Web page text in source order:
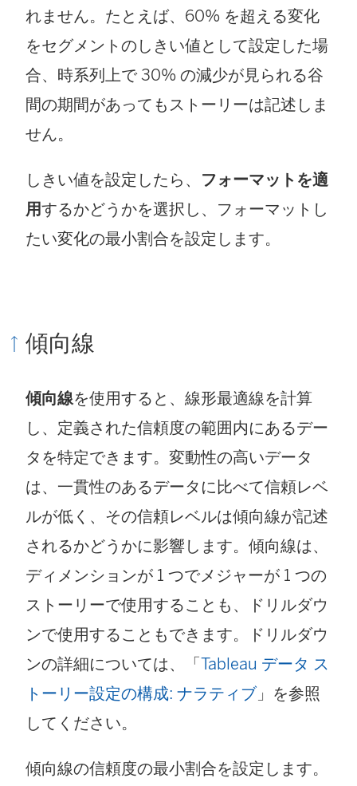
れません。たとえば、60% を超える変化
をセグメントのしきい値として設定した場
合、時系列上で 30% の減少が見られる谷
間の期間があってもストーリーは記述しま
せん。
しきい値を設定したら、 フォーマットを適
用するかどうかを選択し、フォーマットし
たい変化の最小割合を設定します。
傾向線
傾向線を使用すると、線形最適線を計算
し、定義された信頼度の範囲内にあるデー
タを特定できます。変動性の高いデータ
は、一貫性のあるデータに比べて信頼レベ
ルが低く、その信頼レベルは傾向線が記述
されるかどうかに影響します。傾向線は、
ディメンションが 1 つでメジャーが 1 つの
ストーリーで使用することも、ドリルダウ
ンで使用することもできます。ドリルダウ
ンの詳細については、「Tableau データ ス
トーリー設定の構成: ナラティブ」を参照
してください。
傾向線の信頼度の最小割合を設定します。